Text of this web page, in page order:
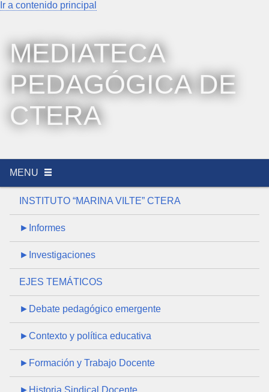
Ir a contenido principal
MEDIATECA
PEDAGÓGICA DE
CTERA
MENU
INSTITUTO “MARINA VILTE” CTERA
►Informes
►Investigaciones
EJES TEMÁTICOS
►Debate pedagógico emergente
►Contexto y política educativa
►Formación y Trabajo Docente
►Historia Sindical Docente